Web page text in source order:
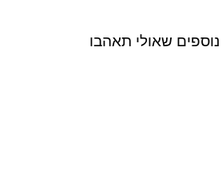
שאולי תאהבו